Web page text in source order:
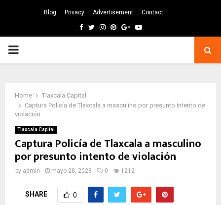
Blog Privacy Advertisement Contact
Facebook
TwitterInstagram
Pinterest
GoogleYoutube
PRIMARY
Home
Tlaxcala Capital
Captura Policía de Tlaxcala a masculino por presunto intento de
violación
Tlaxcala Capital
Captura Policía de Tlaxcala a masculino
por presunto intento de violación
by admin mayo 28, 2023 0 1212
SHARE 0